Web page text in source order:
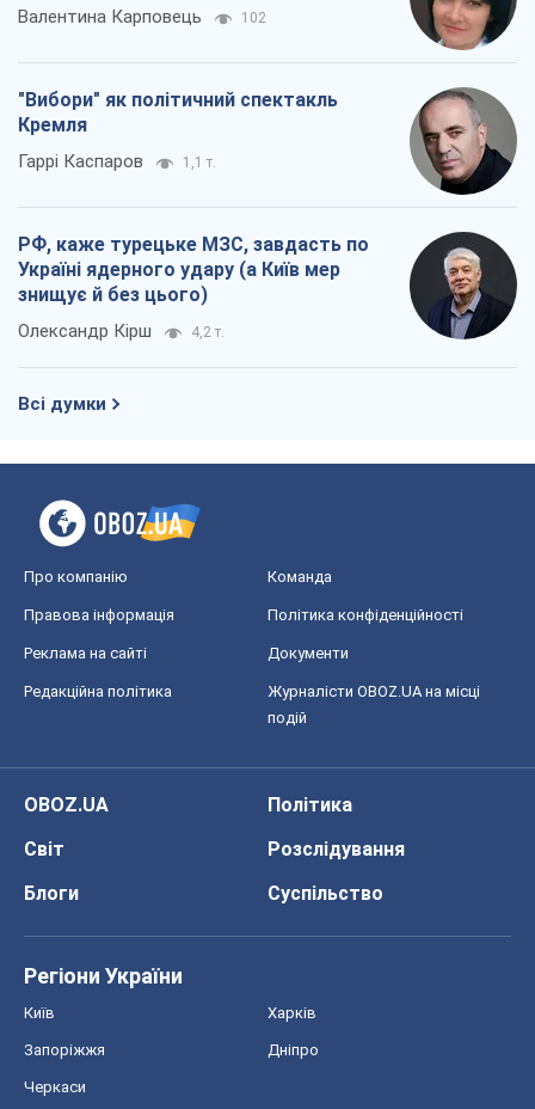
Валентина Карповець 102
"Вибори" як політичний спектакль
Кремля
Гаррі Каспаров 1,1 т.
РФ, каже турецьке МЗС, завдасть по
Україні ядерного удару (а Київ мер
знищує й без цього)
Олександр Кірш 4,2 т.
Всі думки
Про компанію Команда
Правова інформація Політика конфіденційності
Реклама на сайті Документи
Редакційна політика
Журналісти OBOZ.UA на місці
подій
OBOZ.UA
Політика
Світ
Розслідування
Блоги
Суспільство
Регіони України
Київ Харків
Запоріжжя Дніпро
Черкаси